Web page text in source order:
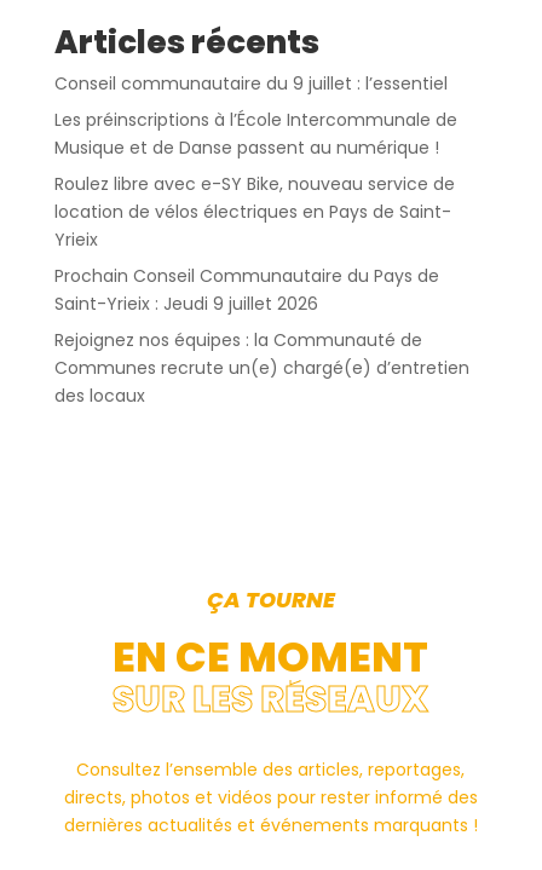
Articles récents
Conseil communautaire du 9 juillet : l’essentiel
Les préinscriptions à l’École Intercommunale de
Musique et de Danse passent au numérique !
Roulez libre avec e-SY Bike, nouveau service de
location de vélos électriques en Pays de Saint-
Yrieix
Prochain Conseil Communautaire du Pays de
Saint-Yrieix : Jeudi 9 juillet 2026
Rejoignez nos équipes : la Communauté de
Communes recrute un(e) chargé(e) d’entretien
des locaux
ÇA TOURNE
EN CE MOMENT
SUR LES RÉSEAUX
Consultez l’ensemble des articles, reportages,
directs, photos et vidéos pour rester informé des
dernières actualités et événements marquants !